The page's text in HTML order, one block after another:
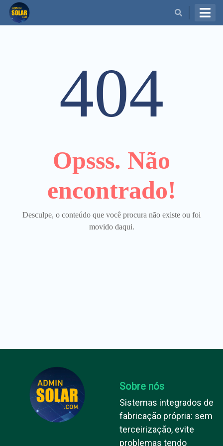
404
Opsss. Não
encontrado!
Desculpe, o conteúdo que você procura não existe ou foi
movido daqui.
Sobre nós
Sistemas integrados de
fabricação própria: sem
terceirização, evite
problemas tendo